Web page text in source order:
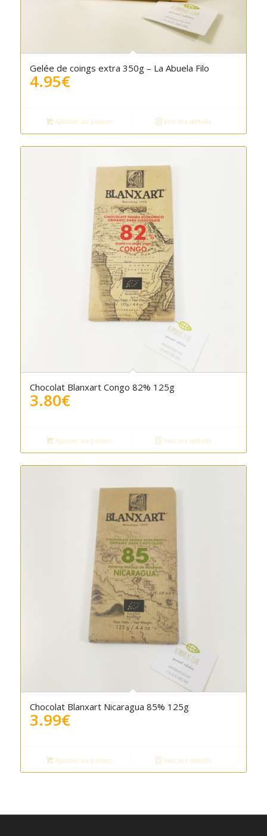
Gelée de coings extra 350g – La Abuela Filo
4.95€
Ajouter au panier Voir les détails
Chocolat Blanxart Congo 82% 125g
3.80€
Ajouter au panier Voir les détails
Chocolat Blanxart Nicaragua 85% 125g
3.99€
Ajouter au panier Voir les détails